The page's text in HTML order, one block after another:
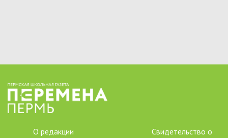
О редакции
Свидетельство о